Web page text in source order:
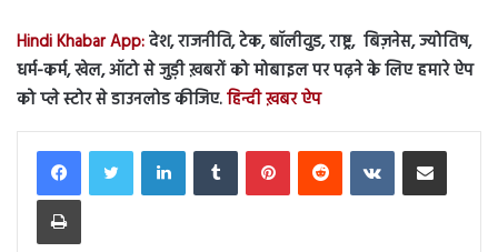
Hindi Khabar App:देश, राजनीति, टेक, बॉलीवुड, राष्ट्र, बिज़नेस, ज्योतिष,
धर्म-कर्म, खेल, ऑटो से जुड़ी ख़बरों को मोबाइल पर पढ़ने के लिए हमारे ऐप
को प्ले स्टोर से डाउनलोड कीजिए.हिन्दी ख़बर ऐप
LinkedInTumblr PinterestReddit VKontakteShare via Email
Print